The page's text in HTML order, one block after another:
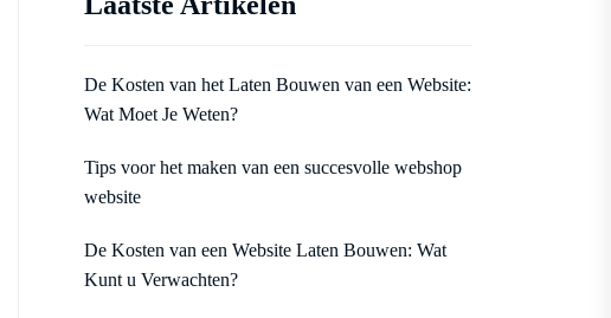
De Kosten van het Laten Bouwen van een Website:
Wat Moet Je Weten?
Tips voor het maken van een succesvolle webshop
website
De Kosten van een Website Laten Bouwen: Wat
Kunt u Verwachten?